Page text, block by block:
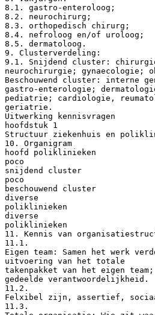
8.1. gastro-enteroloog;
8.2. neurochirurg;
8.3. orthopedisch chirurg;
8.4. nefroloog en/of uroloog;
8.5. dermatoloog.
9. Clusterverdeling:
9.1. Snijdend cluster:
neurochirurgie; gynaecologie;
Beschouwend cluster: interne
gastro-enterologie;
pediatrie; cardiologie,
geriatrie.
Uitwerking kennisvragen
hoofdstuk 1
Structuur ziekenhuis en
10. Organigram
hoofd poliklinieken
poco
snijdend cluster
poco
beschouwend cluster
diverse
poliklinieken
diverse
poliklinieken
11. Kennis van
11.1.
Eigen team: Samen het werk
uitvoering van het totale
takenpakket van het eigen
gedeelde verantwoordelijkheid.
11.2.
Felxibel zijn, assertief,
11.3.